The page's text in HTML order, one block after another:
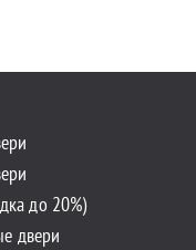
до 20%)
двери